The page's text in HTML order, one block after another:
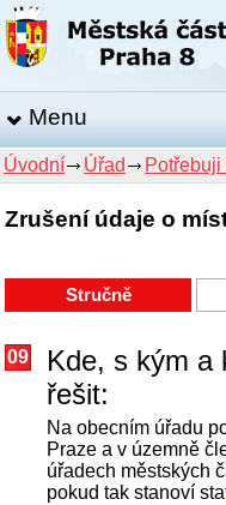
Menu
Úvodní Úřad Potřebuji
Zrušení údaje o
Stručně
09
Kde, s kým a
řešit:
Na obecním úřadu
Praze a v územně
úřadech městských
pokud tak stanoví